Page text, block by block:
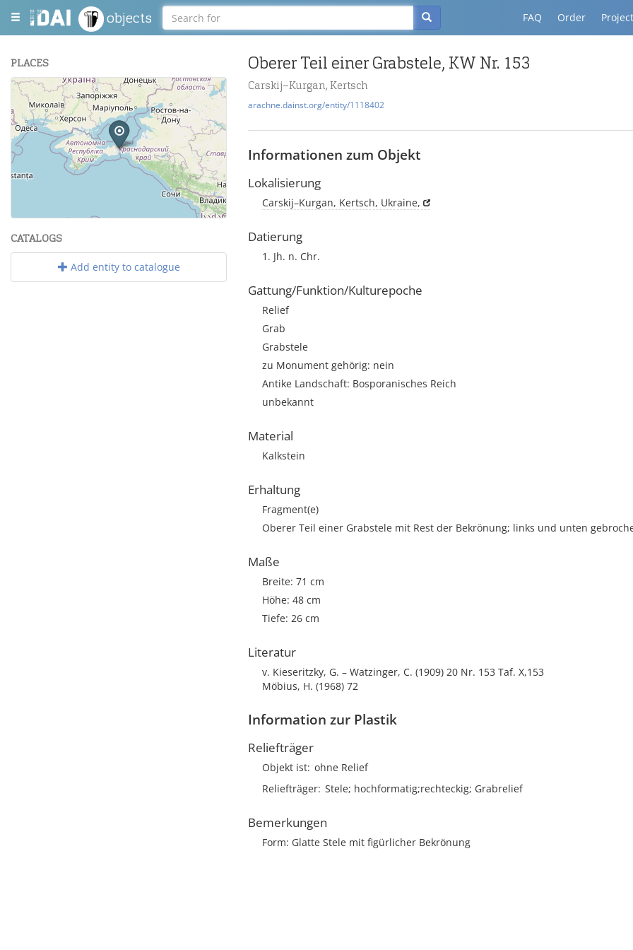
objects FAQ Order
PLACES
+
−
OpenStreetMap.
CATALOGS
Add entity to catalogue
Oberer Teil einer Grabstele, KW Nr. 153
Carskij–Kurgan, Kertsch
arachne.dainst.org/entity/1118402
Informationen zum Objekt
Lokalisierung
Carskij–Kurgan, Kertsch, Ukraine,
Datierung
1. Jh. n. Chr.
Gattung/Funktion/Kulturepoche
Relief
Grab
Grabstele
zu Monument gehörig: nein
Antike Landschaft: Bosporanisches Reich
unbekannt
Material
Kalkstein
Erhaltung
Fragment(e)
Oberer Teil einer Grabstele mit Rest der Bekrönung; links und unten
Maße
Breite: 71 cm
Höhe: 48 cm
Tiefe: 26 cm
Literatur
v. Kieseritzky, G. – Watzinger, C. (1909) 20 Nr. 153 Taf. X,153
Möbius, H. (1968) 72
Information zur Plastik
Reliefträger
Objekt ist ohne Relief
Reliefträger Stele; hochformatig;rechteckig; Grabrelief
Bemerkungen
Form: Glatte Stele mit figürlicher Bekrönung